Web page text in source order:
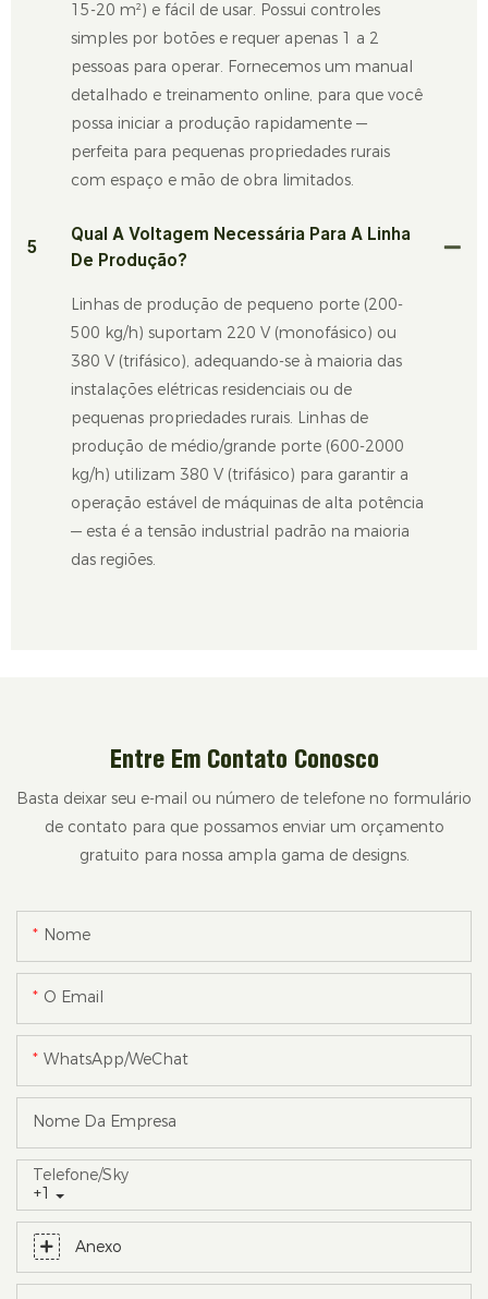
15-20 m²) e fácil de usar. Possui controles
simples por botões e requer apenas 1 a 2
pessoas para operar. Fornecemos um manual
detalhado e treinamento online, para que você
possa iniciar a produção rapidamente —
perfeita para pequenas propriedades rurais
com espaço e mão de obra limitados.
5
Qual A Voltagem Necessária Para A Linha
De Produção?
Linhas de produção de pequeno porte (200-
500 kg/h) suportam 220 V (monofásico) ou
380 V (trifásico), adequando-se à maioria das
instalações elétricas residenciais ou de
pequenas propriedades rurais. Linhas de
produção de médio/grande porte (600-2000
kg/h) utilizam 380 V (trifásico) para garantir a
operação estável de máquinas de alta potência
— esta é a tensão industrial padrão na maioria
das regiões.
Entre Em Contato Conosco
Basta deixar seu e-mail ou número de telefone no formulário
de contato para que possamos enviar um orçamento
gratuito para nossa ampla gama de designs.
Nome
O Email
WhatsApp/WeChat
Nome Da Empresa
+1
Telefone/sky
Anexo